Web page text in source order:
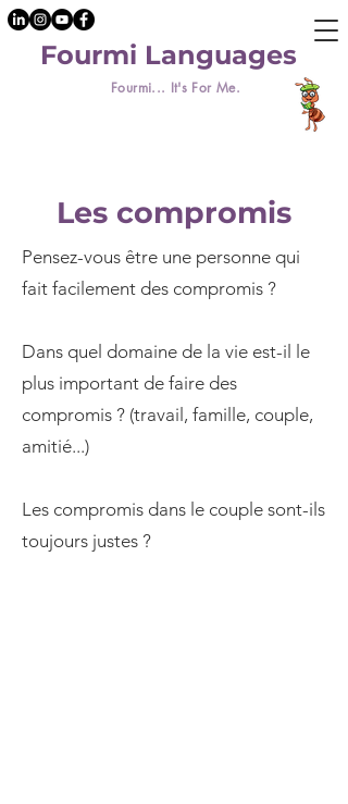
Fourmi... It's For Me.
Fourmi Languages
Les compromis
Pensez-vous être une personne qui
fait facilement des compromis ?
Dans quel domaine de la vie est-il le
plus important de faire des
compromis ? (travail, famille, couple,
amitié...)
Les compromis dans le couple sont-ils
toujours justes ?